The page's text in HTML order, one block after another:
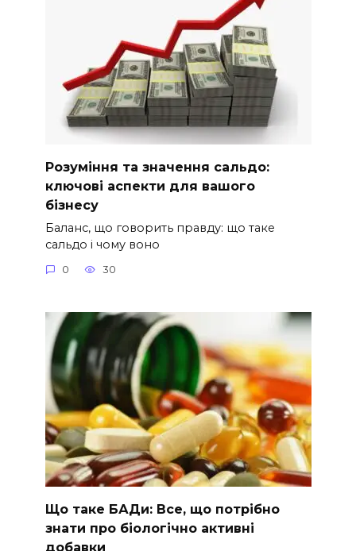
Розуміння та значення сальдо:
ключові аспекти для вашого
бізнесу
Баланс, що говорить правду: що таке
сальдо і чому воно
0 30
Що таке БАДи: Все, що потрібно
знати про біологічно активні
добавки